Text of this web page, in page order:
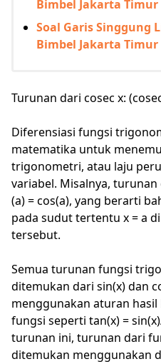
Bimbel Jakarta Timur
Soal Garis Singgung
Bimbel Jakarta Timur
Turunan dari cosec x:
Diferensiasi fungsi
matematika untuk
trigonometri, atau laju
variabel. Misalnya,
(a) = cos(a), yang berarti
pada sudut tertentu x = a
tersebut.
Semua turunan fungsi
ditemukan dari sin(x) dan
menggunakan aturan
fungsi seperti tan(x) =
turunan ini, turunan dari
ditemukan menggunakan